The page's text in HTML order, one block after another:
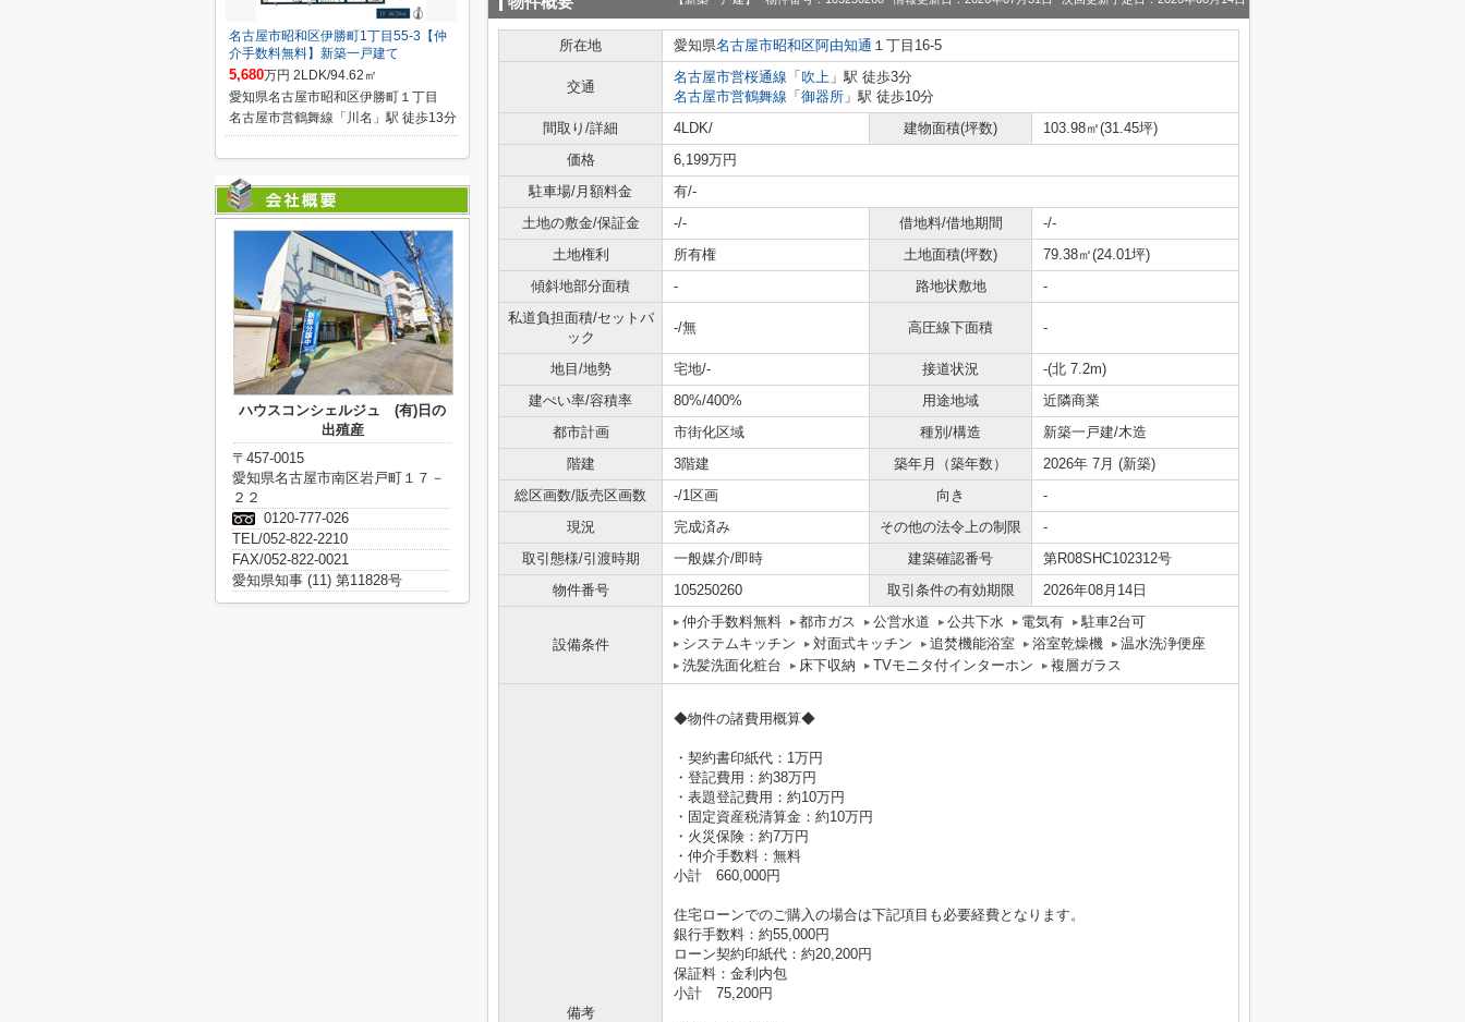
所在地 愛知県名古屋市昭和区阿由知通 １丁目16-5
交通
名古屋市営桜通線 「 吹上 」駅 徒歩3分
名古屋市営鶴舞線 「 御器所 」駅 徒歩10分
間取り/詳細
4LDK/ 建物面積(坪数)
103.98㎡(31.45坪)
価格
6,199万円
駐車場/月額料金
有/-
土地の敷金/保証金
-/- 借地料/借地期間
-/-
土地権利
所有権 土地面積(坪数)
79.38㎡(24.01坪)
傾斜地部分面積
- 路地状敷地
-
私道負担面積/セットバ
ック
-/無 高圧線下面積 -
地目/地勢 宅地/- 接道状況
-(北 7.2m)
建ぺい率/容積率
80%/400% 用途地域
近隣商業
都市計画
市街化区域 種別/構造
新築一戸建/木造
階建
3階建 築年月（築年数）
2026年 7月 (新築)
総区画数/販売区画数
-/1区画 向き
-
現況
完成済み その他の法令上の制限
-
取引態様/引渡時期
一般媒介/即時 建築確認番号
第R08SHC102312号
物件番号
105250260 取引条件の有効期限 2026年08月14日
設備条件
仲介手数料無料 都市ガス 公営水道 公共下水 電気有
駐車2台可
システムキッチン
対面式キッチン 追焚機能浴室 浴室乾燥機
温水洗浄便座
洗髪洗面化粧台
床下収納 TVモニタ付インターホン 複層ガラス
備考
◆物件の諸費用概算◆
・契約書印紙代：1万円
・登記費用：約38万円
・表題登記費用：約10万円
・固定資産税清算金：約10万円
・火災保険：約7万円
・仲介手数料：無料
小計 660,000円
住宅ローンでのご購入の場合は下記項目も必要経費となります。
銀行手数料：約55,000円
ローン契約印紙代：約20,200円
保証料：金利内包
小計 75,200円
名古屋市昭和区伊勝町1丁目55-3【仲
介手数料無料】新築一戸建て
5,680万円 2LDK/94.62㎡
愛知県名古屋市昭和区伊勝町１丁目
名古屋市営鶴舞線「川名」駅 徒歩13分
ハウスコンシェルジュ (有)日の
出殖産
〒457-0015
愛知県名古屋市南区岩戸町１７－
２２
0120-777-026
TEL/052-822-2210
FAX/052-822-0021
愛知県知事 (11) 第11828号